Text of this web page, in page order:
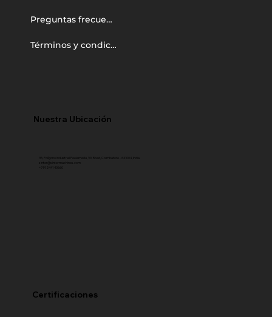
Preguntas frecuentes
Términos y condiciones
Nuestra Ubicación
+91 92441 40560
Certificaciones